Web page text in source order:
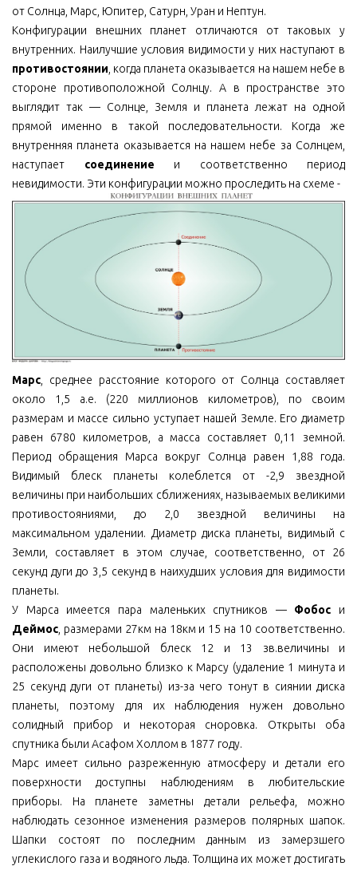
от Солнца, Марс, Юпитер, Сатурн, Уран и Нептун.
Конфигурации внешних планет отличаются от таковых у
внутренних. Наилучшие условия видимости у них наступают в
противостоянии , когда планета оказывается на нашем небе в
стороне противоположной Солнцу. А в пространстве это
выглядит так — Солнце, Земля и планета лежат на одной
прямой именно в такой последовательности. Когда же
внутренняя планета оказывается на нашем небе за Солнцем,
наступает соединение и соответственно период
невидимости. Эти конфигурации можно проследить на схеме -
Марс , среднее расстояние которого от Солнца составляет
около 1,5 а.е. (220 миллионов километров), по своим
размерам и массе сильно уступает нашей Земле. Его диаметр
равен 6780 километров, а масса составляет 0,11 земной.
Период обращения Марса вокруг Солнца равен 1,88 года.
Видимый блеск планеты колеблется от -2,9 звездной
величины при наибольших сближениях, называемых великими
противостояниями, до 2,0 звездной величины на
максимальном удалении. Диаметр диска планеты, видимый с
Земли, составляет в этом случае, соответственно, от 26
секунд дуги до 3,5 секунд в наихудших условия для видимости
планеты.
У Марса имеется пара маленьких спутников — Фобос и
Деймос , размерами 27км на 18км и 15 на 10 соответственно.
Они имеют небольшой блеск 12 и 13 зв.величины и
расположены довольно близко к Марсу (удаление 1 минута и
25 секунд дуги от планеты) из-за чего тонут в сиянии диска
планеты, поэтому для их наблюдения нужен довольно
солидный прибор и некоторая сноровка. Открыты оба
спутника были Асафом Холлом в 1877 году.
Марс имеет сильно разреженную атмосферу и детали его
поверхности доступны наблюдениям в любительские
приборы. На планете заметны детали рельефа, можно
наблюдать сезонное изменения размеров полярных шапок.
Шапки состоят по последним данным из замерзшего
углекислого газа и водяного льда. Толщина их может достигать